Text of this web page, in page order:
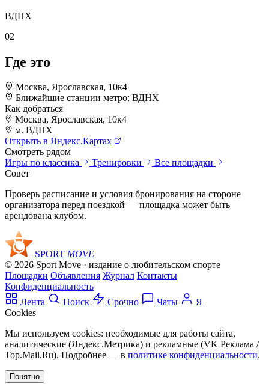
ВДНХ
02
Где это
Москва, Ярославская, 10к4
Ближайшие станции метро: ВДНХ
Как добраться
+
–
Москва, Ярославская, 10к4
м. ВДНХ
Открыть в Яндекс.Картах
Смотреть рядом
Игры по классика
Тренировки
Все площадки
Совет
Проверь расписание и условия бронирования на стороне
организатора перед поездкой — площадка может быть
арендована клубом.
SPORT MOVE
© 2026 Sport Move · издание о любительском спорте
Площадки Объявления Журнал Контакты
Конфиденциальность
Лента
Поиск Срочно Чаты
Я
Cookies
Мы используем cookies: необходимые для работы сайта,
аналитические (Яндекс.Метрика) и рекламные (VK Реклама /
Top.Mail.Ru). Подробнее — в политике конфиденциальности.
Понятно